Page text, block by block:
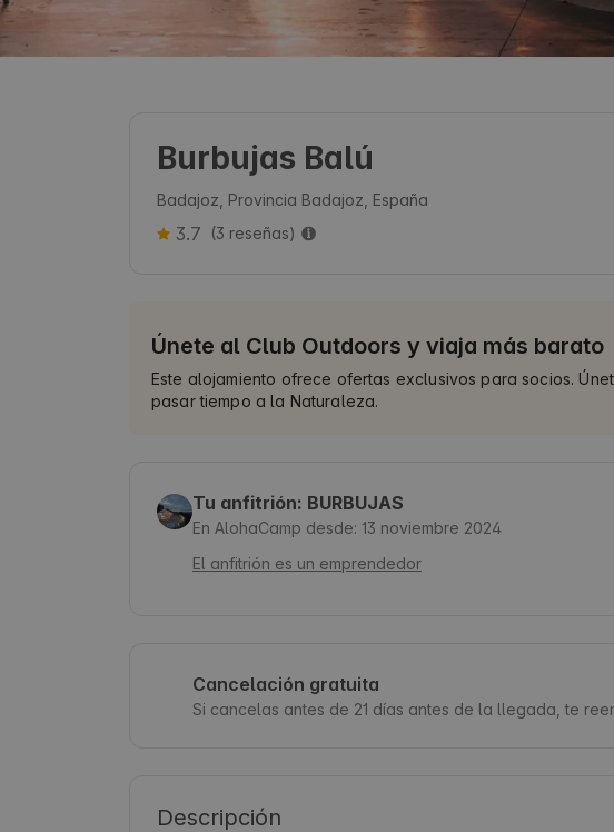
Burbujas Balú
Badajoz, Provincia Badajoz, España
3.7 (3 reseñas)
Únete al Club Outdoors y viaja más barato
Este alojamiento ofrece ofertas exclusivos para socios.
pasar tiempo a la Naturaleza.
Tu anfitrión: BURBUJAS
En AlohaCamp desde: 13 noviembre 2024
El anfitrión es un emprendedor
Cancelación gratuita
Si cancelas antes de 21 días antes de la llegada, te
Descripción